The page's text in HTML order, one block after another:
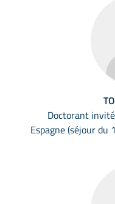
Doctorant
Espagne (séjour